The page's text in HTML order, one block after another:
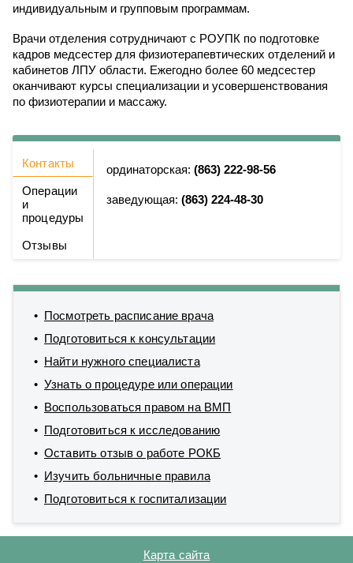
индивидуальным и групповым программам.
Врачи отделения сотрудничают с РОУПК по подготовке
кадров медсестер для физиотерапевтических отделений и
кабинетов ЛПУ области. Ежегодно более 60 медсестер
оканчивают курсы специализации и усовершенствования
по физиотерапии и массажу.
Контакты
Операции
и
процедуры
Отзывы
ординаторская:(863) 222-98-56
заведующая:(863) 224-48-30
Посмотреть расписание врача
Подготовиться к консультации
Найти нужного специалиста
Узнать о процедуре или операции
Воспользоваться правом на ВМП
Подготовиться к исследованию
Оставить отзыв о работе РОКБ
Изучить больничные правила
Подготовиться к госпитализации
Карта сайта